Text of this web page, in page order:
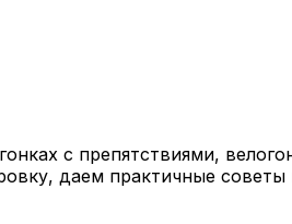
с препятствиями,
даем практичные